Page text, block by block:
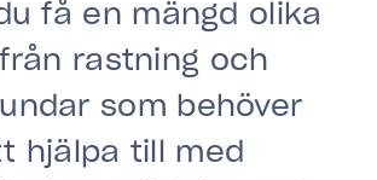
få en mängd olika
rastning och
som behöver
hjälpa till med